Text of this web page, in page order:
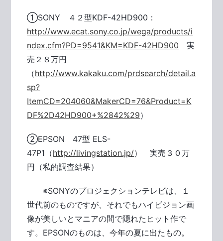
①SONY ４２型KDF-42HD900：
http://www.ecat.sony.co.jp/wega/products/i
ndex.cfm?PD=9541&KM=KDF-42HD900 実
売２８万円
（http://www.kakaku.com/prdsearch/detail.a
sp?
ItemCD=204060&MakerCD=76&Product=K
DF%2D42HD900+%2842%29）
②EPSON 47型 ELS-
47P1（http://livingstation.jp/） 実売３０万
円（私的調査結果）
※SONYのプロジェクションテレビは、１
世代前のものですが、それでもハイビジョン画
像が美しいとマニアの間で隠れたヒット作で
す。EPSONのものは、今年の夏に出たもの。